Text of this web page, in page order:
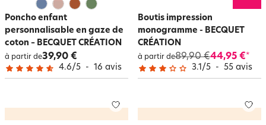
Poncho enfant
personnalisable en gaze de
coton – BECQUET CRÉATION
à partir de39,90 €
4.6/5 - 16 avis
Boutis impression
monogramme - BECQUET
CRÉATION
à partir de89,90 €44,95 €*
3.1/5 - 55 avis